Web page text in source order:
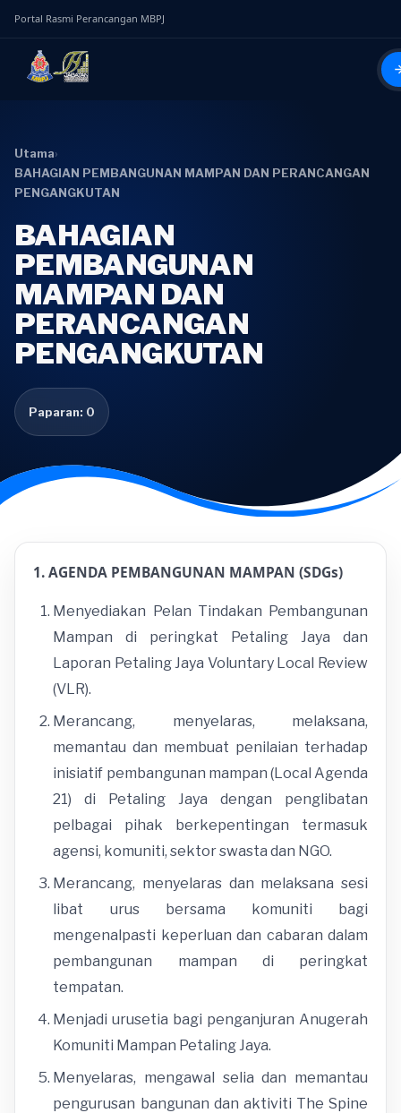
Portal Rasmi Perancangan MBPJ
Utama›
BAHAGIAN PEMBANGUNAN MAMPAN DAN PERANCANGAN
PENGANGKUTAN
BAHAGIAN
PEMBANGUNAN
MAMPAN DAN
PERANCANGAN
PENGANGKUTAN
Paparan: 0
1. AGENDA PEMBANGUNAN MAMPAN (SDGs)
Menyediakan Pelan Tindakan Pembangunan
Mampan di peringkat Petaling Jaya dan
Laporan Petaling Jaya Voluntary Local Review
(VLR).
Merancang, menyelaras, melaksana,
memantau dan membuat penilaian terhadap
inisiatif pembangunan mampan (Local Agenda
21) di Petaling Jaya dengan penglibatan
pelbagai pihak berkepentingan termasuk
agensi, komuniti, sektor swasta dan NGO.
Merancang, menyelaras dan melaksana sesi
libat urus bersama komuniti bagi
mengenalpasti keperluan dan cabaran dalam
pembangunan mampan di peringkat
tempatan.
Menjadi urusetia bagi penganjuran Anugerah
Komuniti Mampan Petaling Jaya.
Menyelaras, mengawal selia dan memantau
pengurusan bangunan dan aktiviti The Spine